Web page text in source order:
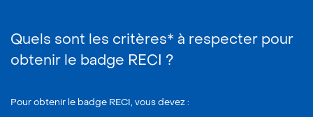
Quels sont les critères* à respecter pour
obtenir le badge RECI ?
Pour obtenir le badge RECI, vous devez :